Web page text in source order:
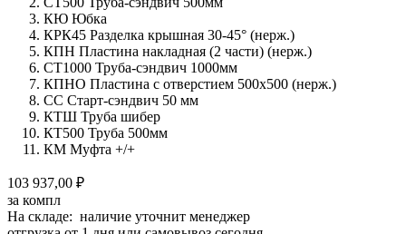
КЮ Юбка
КРК45 Разделка крышная 30-45° (нерж.)
КПН Пластина накладная (2 части) (нерж.)
СТ1000 Труба-сэндвич 1000мм
КПНО Пластина с отверстием 500х500 (нерж.)
СС Старт-сэндвич 50 мм
КТШ Труба шибер
КТ500 Труба 500мм
КМ Муфта +/+
103 937,00 ₽
за компл
На складе: наличие уточнит менеджер